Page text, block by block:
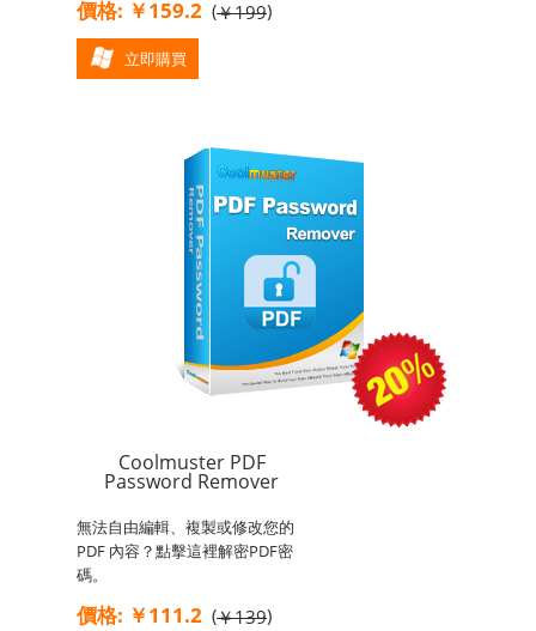
價格: ￥159.2 (￥199)
立即購買
Coolmuster PDF
Password Remover
無法自由編輯、複製或修改您的
PDF 內容？點擊這裡解密PDF密
碼。
價格: ￥111.2 (￥139)